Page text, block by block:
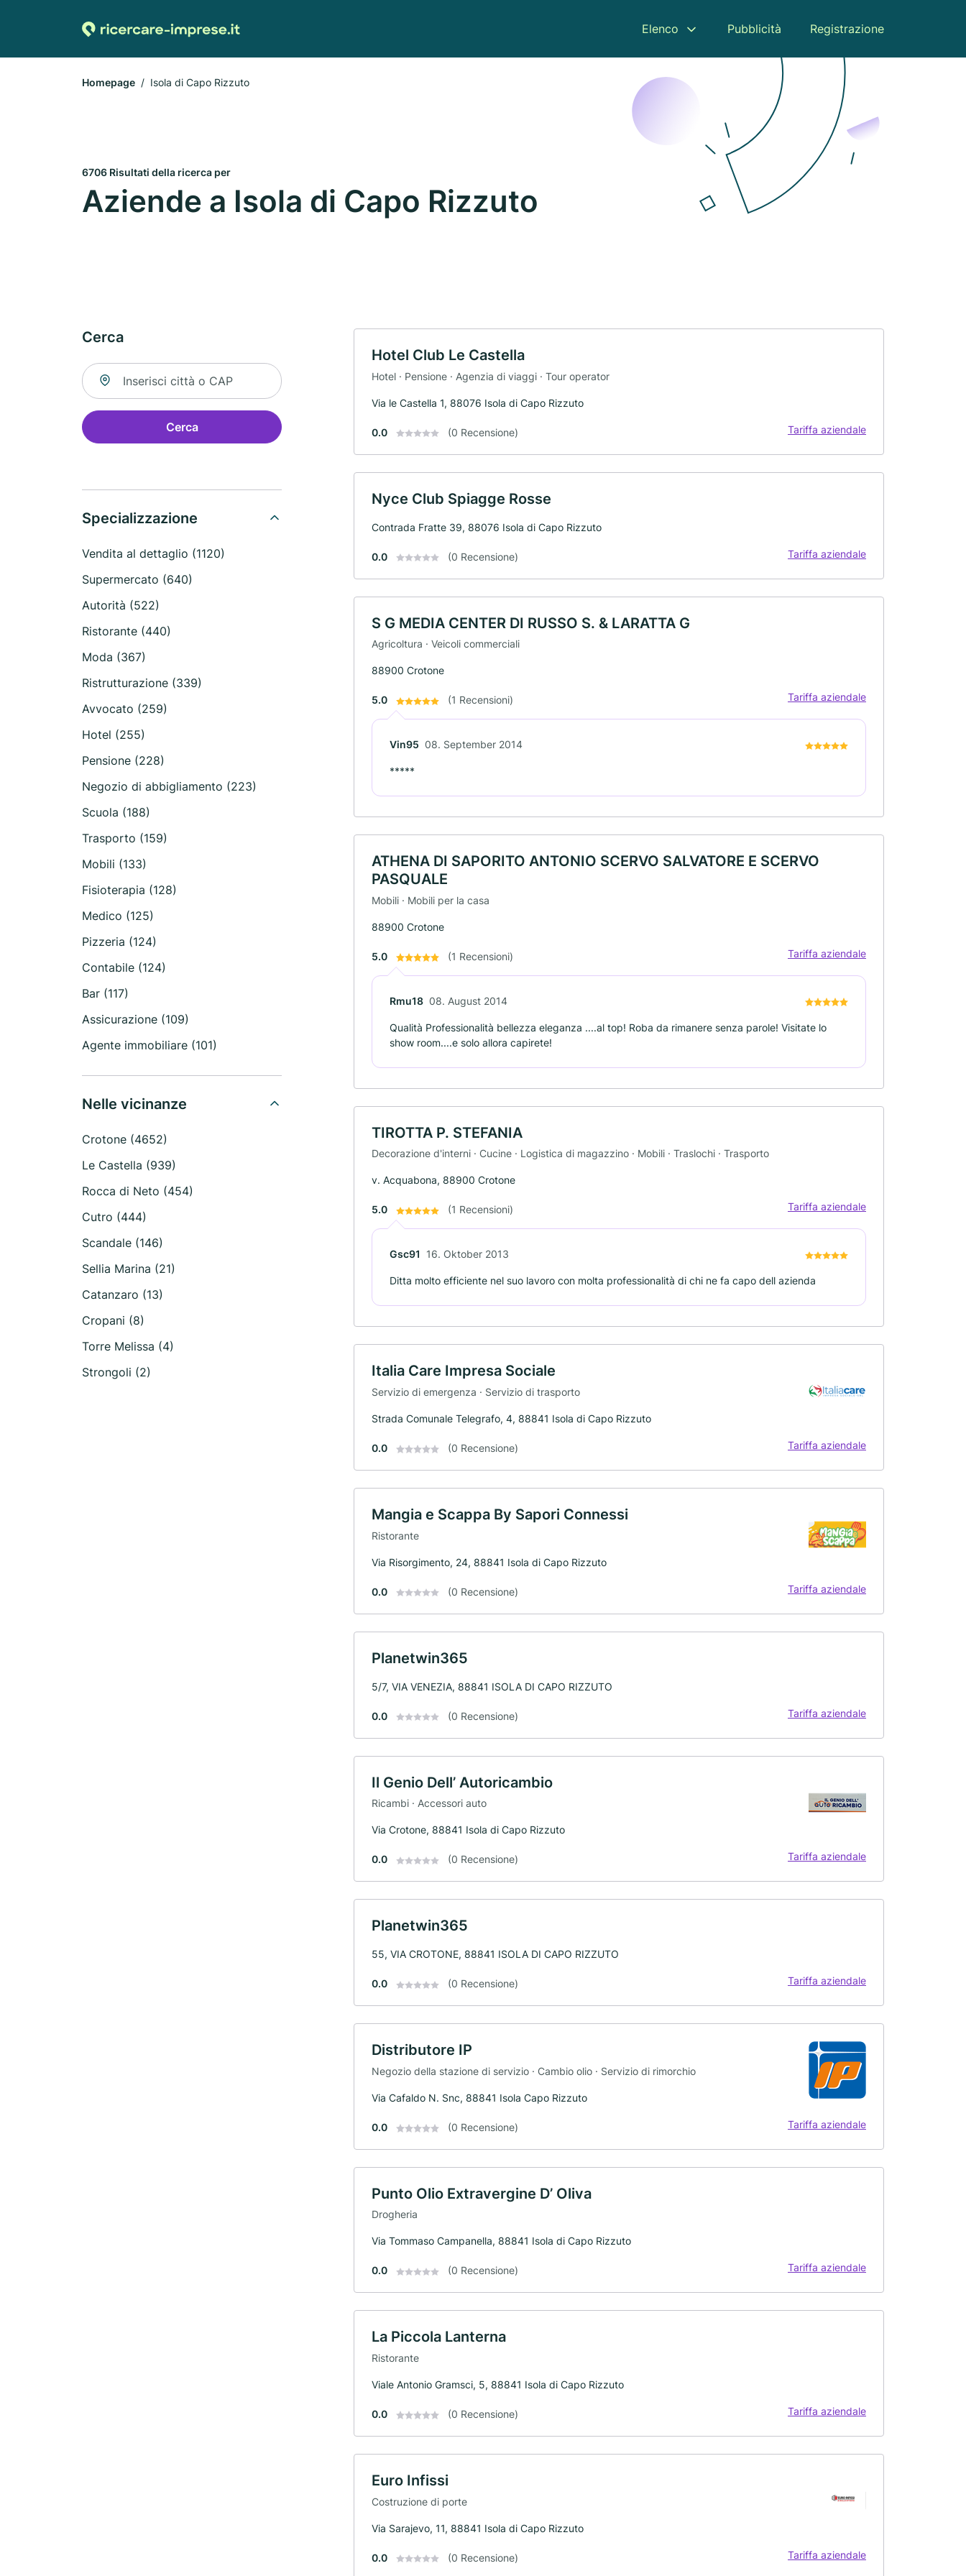
Elenco Pubblicità Registrazione
Homepage Isola di Capo Rizzuto
6706 Risultati della ricerca per
Aziende a Isola di Capo Rizzuto
Cerca
Cerca una località
Cerca
Specializzazione
Vendita al dettaglio (1120)
Supermercato (640)
Autorità (522)
Ristorante (440)
Moda (367)
Ristrutturazione (339)
Avvocato (259)
Hotel (255)
Pensione (228)
Negozio di abbigliamento (223)
Scuola (188)
Trasporto (159)
Mobili (133)
Fisioterapia (128)
Medico (125)
Pizzeria (124)
Contabile (124)
Bar (117)
Assicurazione (109)
Agente immobiliare (101)
Nelle vicinanze
Crotone (4652)
Le Castella (939)
Rocca di Neto (454)
Cutro (444)
Scandale (146)
Sellia Marina (21)
Catanzaro (13)
Cropani (8)
Torre Melissa (4)
Strongoli (2)
Hotel Club Le Castella
Hotel · Pensione · Agenzia di viaggi · Tour operator
Via le Castella 1, 88076 Isola di Capo Rizzuto
0.0 (0 Recensione) Tariffa aziendale
Nyce Club Spiagge Rosse
Contrada Fratte 39, 88076 Isola di Capo Rizzuto
0.0 (0 Recensione) Tariffa aziendale
S G MEDIA CENTER DI RUSSO S. & LARATTA G
Agricoltura · Veicoli commerciali
88900 Crotone
5.0 (1 Recensioni) Tariffa aziendale
Vin95 08. September 2014
*****
ATHENA DI SAPORITO ANTONIO SCERVO SALVATORE E SCERVO
PASQUALE
Mobili · Mobili per la casa
88900 Crotone
5.0 (1 Recensioni) Tariffa aziendale
Rmu18 08. August 2014
Qualità Professionalità bellezza eleganza ....al top! Roba da rimanere senza parole! Visitate lo
show room....e solo allora capirete!
TIROTTA P. STEFANIA
Decorazione d'interni · Cucine · Logistica di magazzino · Mobili · Traslochi · Trasporto
v. Acquabona, 88900 Crotone
5.0 (1 Recensioni) Tariffa aziendale
Gsc91 16. Oktober 2013
Ditta molto efficiente nel suo lavoro con molta professionalità di chi ne fa capo dell azienda
Italia Care Impresa Sociale
Servizio di emergenza · Servizio di trasporto
Strada Comunale Telegrafo, 4, 88841 Isola di Capo Rizzuto
0.0 (0 Recensione) Tariffa aziendale
Mangia e Scappa By Sapori Connessi
Ristorante
Via Risorgimento, 24, 88841 Isola di Capo Rizzuto
0.0 (0 Recensione) Tariffa aziendale
Planetwin365
5/7, VIA VENEZIA, 88841 ISOLA DI CAPO RIZZUTO
0.0 (0 Recensione) Tariffa aziendale
Il Genio Dell’ Autoricambio
Ricambi · Accessori auto
Via Crotone, 88841 Isola di Capo Rizzuto
0.0 (0 Recensione) Tariffa aziendale
Planetwin365
55, VIA CROTONE, 88841 ISOLA DI CAPO RIZZUTO
0.0 (0 Recensione) Tariffa aziendale
Distributore IP
Negozio della stazione di servizio · Cambio olio · Servizio di rimorchio
Via Cafaldo N. Snc, 88841 Isola Capo Rizzuto
0.0 (0 Recensione) Tariffa aziendale
Punto Olio Extravergine D’ Oliva
Drogheria
Via Tommaso Campanella, 88841 Isola di Capo Rizzuto
0.0 (0 Recensione) Tariffa aziendale
La Piccola Lanterna
Ristorante
Viale Antonio Gramsci, 5, 88841 Isola di Capo Rizzuto
0.0 (0 Recensione) Tariffa aziendale
Euro Infissi
Costruzione di porte
Via Sarajevo, 11, 88841 Isola di Capo Rizzuto
0.0 (0 Recensione) Tariffa aziendale